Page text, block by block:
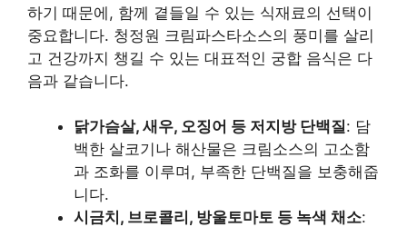
하기 때문에, 함께 곁들일 수 있는 식재료의 선택이
중요합니다. 청정원 크림파스타소스의 풍미를 살리
고 건강까지 챙길 수 있는 대표적인 궁합 음식은 다
음과 같습니다.
닭가슴살, 새우, 오징어 등 저지방 단백질: 담
백한 살코기나 해산물은 크림소스의 고소함
과 조화를 이루며, 부족한 단백질을 보충해줍
니다.
시금치, 브로콜리, 방울토마토 등 녹색 채소: